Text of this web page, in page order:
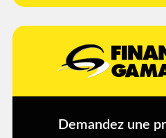
Demandez une